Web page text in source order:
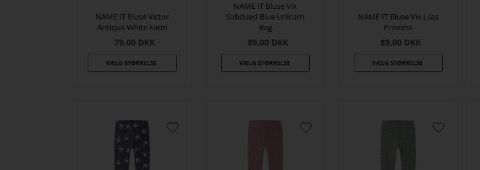
NAME IT Bluse Victor
Antique White Farm
79,00 DKK
NAME IT Bluse Vix
Subdued Blue Unicorn
Bag
89,00 DKK
NAME IT Bluse Vix Lilas
Princess
89,00 DKK